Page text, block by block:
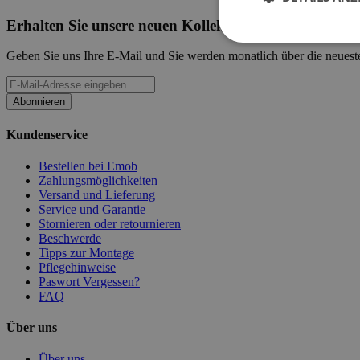
Erhalten Sie unsere neuen Kollektionen und
Geben Sie uns Ihre E-Mail und Sie werden monatlich über die
Abonnieren
Kundenservice
Bestellen bei Emob
Zahlungsmöglichkeiten
Versand und Lieferung
Service und Garantie
Stornieren oder retournieren
Beschwerde
Tipps zur Montage
Pflegehinweise
Paswort Vergessen?
FAQ
Über uns